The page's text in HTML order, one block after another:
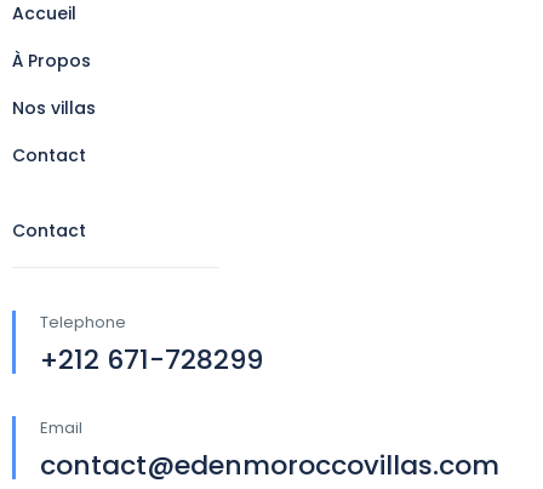
Accueil
À Propos
Nos villas
Contact
Contact
Telephone
+212 671-728299
Email
contact@edenmoroccovillas.com